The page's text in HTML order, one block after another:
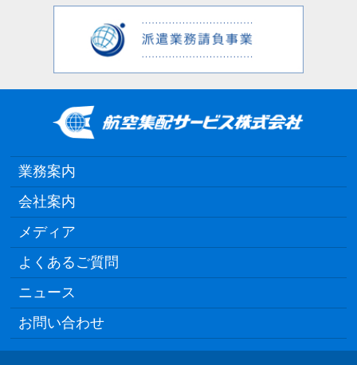
業務案内
会社案内
メディア
よくあるご質問
ニュース
お問い合わせ